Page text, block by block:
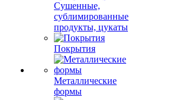
Сушенные,
сублимированные
продукты, цукаты
Покрытия
Металлические
формы